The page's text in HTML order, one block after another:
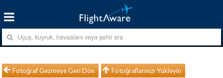
Fotoğraf Gezmeye Geri Dön Fotoğraflarınızı Yükleyin